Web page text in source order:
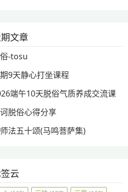
文章
-tosu
9天静心打坐课程
端午10天脱俗气质养成交流课
脱俗心得分享
法五十颂(马鸣菩萨集)
云